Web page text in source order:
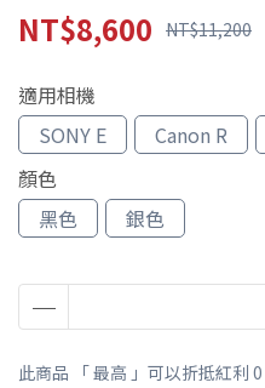
NT$8,600 NT$11,200
適用相機
SONY E
Canon R
顏色
黑色
銀色
此商品 「 最高 」可以折抵紅利 0